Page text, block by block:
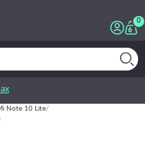
0
Note 10 Lite